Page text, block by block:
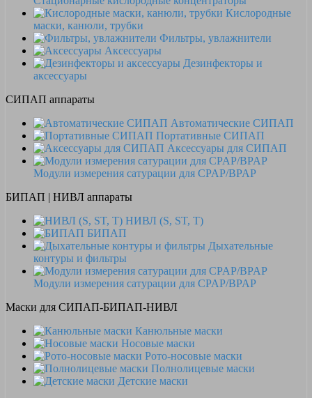
Кислородные
маски, канюли, трубки
Фильтры, увлажнители
Аксессуары
Дезинфекторы и
аксессуары
СИПАП аппараты
Автоматические СИПАП
Портативные СИПАП
Аксессуары для СИПАП
Модули измерения сатурации для CPAP/BPAP
БИПАП | НИВЛ аппараты
НИВЛ (S, ST, T)
БИПАП
Дыхательные
контуры и фильтры
Модули измерения сатурации для CPAP/BPAP
Маски для СИПАП-БИПАП-НИВЛ
Канюльные маски
Носовые маски
Рото-носовые маски
Полнолицевые маски
Детские маски